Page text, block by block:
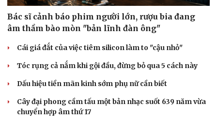
Bác sĩ cảnh báo phim người lớn, rượu bia đang
âm thầm bào mòn "bản lĩnh đàn ông"
Cái giá đắt của việc tiêm silicon làm to "cậu nhỏ"
Tóc rụng cả nắm khi gội đầu, đừng bỏ qua 5 cách này
Dấu hiệu tiền mãn kinh sớm phụ nữ cần biết
Cây đại phong cầm tấu một bản nhạc suốt 639 năm vừa
chuyển hợp âm thứ 17